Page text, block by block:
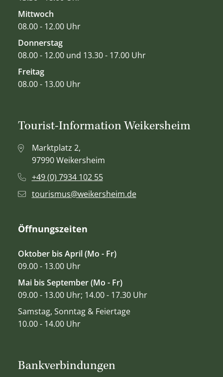
Mittwoch
08.00 - 12.00 Uhr
Donnerstag
08.00 - 12.00 und 13.30 - 17.00 Uhr
Freitag
08.00 - 13.00 Uhr
Bankverbindungen
Tourist-Information Weikersheim
Marktplatz 2,
97990 Weikersheim
+49 (0) 7934 102 55
tourismus@weikersheim.de
Öffnungszeiten
Oktober bis April (Mo - Fr)
09.00 - 13.00 Uhr
Mai bis September (Mo - Fr)
09.00 - 13.00 Uhr; 14.00 - 17.30 Uhr
Samstag, Sonntag & Feiertage
10.00 - 14.00 Uhr